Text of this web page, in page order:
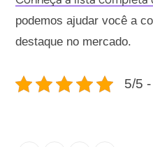
podemos ajudar você a
destaque no mercado.
5/5